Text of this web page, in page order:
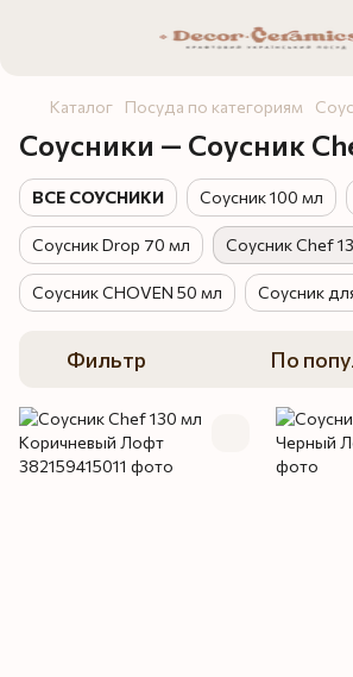
Каталог Посуда по категориям
Соусники — Соусник
ВСЕ СОУСНИКИ Соусник 100 мл
Соусник Drop 70 мл Соусник Chef
Соусник CHOVEN 50 мл Соусник
Фильтр По